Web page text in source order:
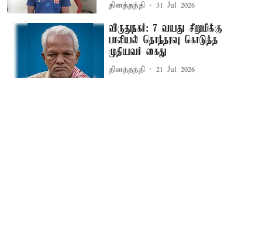
தினத்தந்தி 31 Jul 2026
விருதுநகர்: 7 வயது சிறுமிக்கு
பாலியல் தொந்தரவு கொடுத்த
முதியவர் கைது
தினத்தந்தி 21 Jul 2026